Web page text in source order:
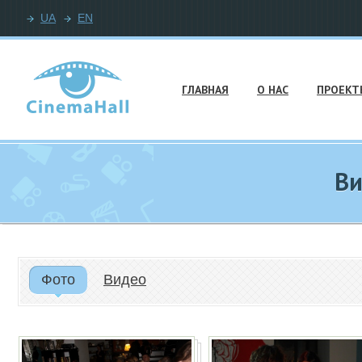
UA EN
ГЛАВНАЯ О НАС
Фото Видео